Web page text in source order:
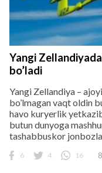
защищены.
Yangi
bo’ladi
Yangi Zellandiya –
bo’lmagan vaqt oldin
havo kuryerlik
butun dunyoga
tashabbuskor
6 4 16